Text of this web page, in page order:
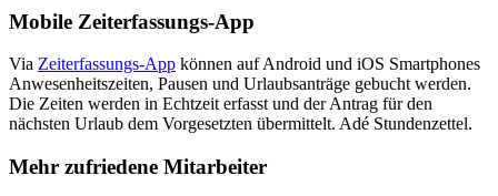
Mobile Zeiterfassungs-App
Via Zeiterfassungs-App können auf Android und iOS Smartphones
Anwesenheitszeiten, Pausen und Urlaubsanträge gebucht werden.
Die Zeiten werden in Echtzeit erfasst und der Antrag für den
nächsten Urlaub dem Vorgesetzten übermittelt. Adé Stundenzettel.
Mehr zufriedene Mitarbeiter